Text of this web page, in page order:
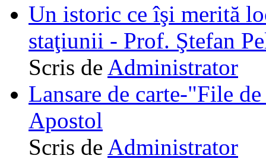
Un istoric ce îşi merită
staţiunii - Prof. Ştefan
Scris de Administrator
Lansare de carte-"File
Apostol
Scris de Administrator